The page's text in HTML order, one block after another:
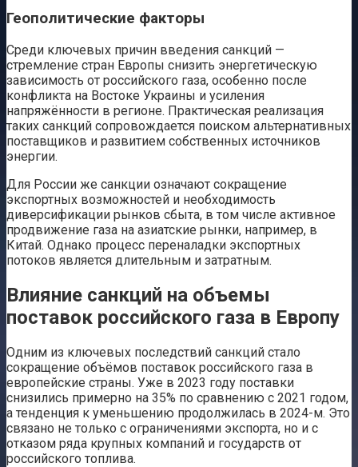
Геополитические факторы
Среди ключевых причин введения санкций —
стремление стран Европы снизить энергетическую
зависимость от российского газа, особенно после
конфликта на Востоке Украины и усиления
напряжённости в регионе. Практическая реализация
таких санкций сопровождается поиском альтернативных
поставщиков и развитием собственных источников
энергии.
Для России же санкции означают сокращение
экспортных возможностей и необходимость
диверсификации рынков сбыта, в том числе активное
продвижение газа на азиатские рынки, например, в
Китай. Однако процесс переналадки экспортных
потоков является длительным и затратным.
Влияние санкций на объемы
поставок российского газа в Европу
Одним из ключевых последствий санкций стало
сокращение объёмов поставок российского газа в
европейские страны. Уже в 2023 году поставки
снизились примерно на 35% по сравнению с 2021 годом,
а тенденция к уменьшению продолжилась в 2024-м. Это
связано не только с ограничениями экспорта, но и с
отказом ряда крупных компаний и государств от
российского топлива.